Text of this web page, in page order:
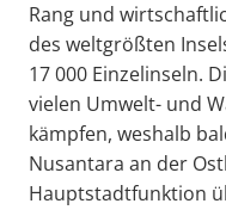
Rang und
des weltgrößten
17 000 Einzelinseln.
vielen Umwelt- und
kämpfen, weshalb
Nusantara an der
Hauptstadtfunktion